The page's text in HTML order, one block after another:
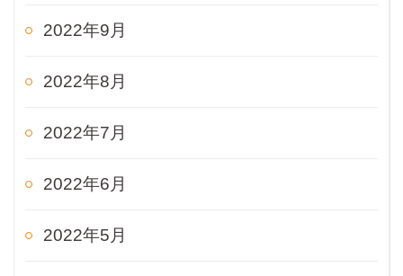
2022年9月
2022年8月
2022年7月
2022年6月
2022年5月